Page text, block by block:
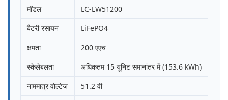
मॉडल
LC-LW51200
बैटरी रसायन
LiFePO4
क्षमता
200 एएच
स्केलेबलता
अधिकतम 15 यूनिट समानांतर में (153.6 kWh)
नाममात्र वोल्टेज
51.2 वी